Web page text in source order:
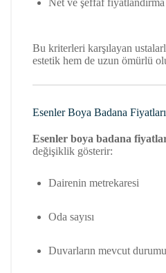
Net ve şeffaf fiyatlandırma
Bu kriterleri karşılayan
estetik hem de uzun ömürlü
Esenler Boya Badana Fiyatları
Esenler boya badana
değişiklik gösterir:
Dairenin metrekaresi
Oda sayısı
Duvarların mevcut durumu